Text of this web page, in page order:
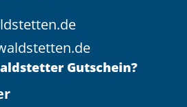
Gutschein?